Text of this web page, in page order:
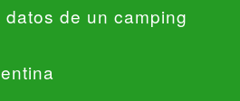
de un camping